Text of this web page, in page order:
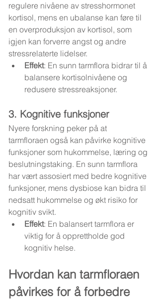
regulere nivåene av stresshormonet
kortisol, mens en ubalanse kan føre til
en overproduksjon av kortisol, som
igjen kan forverre angst og andre
stressrelaterte lidelser.
Effekt: En sunn tarmflora bidrar til å
balansere kortisolnivåene og
redusere stressreaksjoner.
3. Kognitive funksjoner
Nyere forskning peker på at
tarmfloraen også kan påvirke kognitive
funksjoner som hukommelse, læring og
beslutningstaking. En sunn tarmflora
har vært assosiert med bedre kognitive
funksjoner, mens dysbiose kan bidra til
nedsatt hukommelse og økt risiko for
kognitiv svikt.
Effekt: En balansert tarmflora er
viktig for å opprettholde god
kognitiv helse.
Hvordan kan tarmfloraen
påvirkes for å forbedre